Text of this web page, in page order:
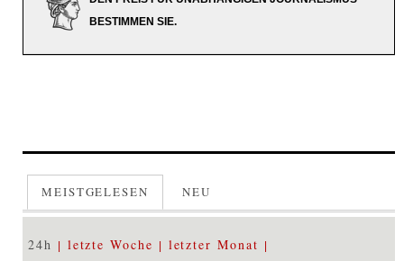
BESTIMMEN SIE.
MEISTGELESEN NEU
24h letzte Woche letzter Monat